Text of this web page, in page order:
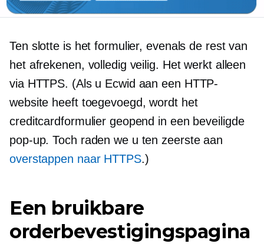
Ten slotte is het formulier, evenals de rest van
het afrekenen, volledig veilig. Het werkt alleen
via HTTPS. (Als u Ecwid aan een HTTP-
website heeft toegevoegd, wordt het
creditcardformulier geopend in een beveiligde
pop-up. Toch raden we u ten zeerste aan
overstappen naar HTTPS.)
Een bruikbare
orderbevestigingspagina